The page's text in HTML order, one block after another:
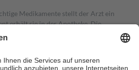
Medikamente stellt der Arzt ein
erhält sie in der Apotheke. Die
übernimmt in der Regel die
trägt einen Teil davon als Zuzahlung
Zuzahlungen in Höhe von zehn